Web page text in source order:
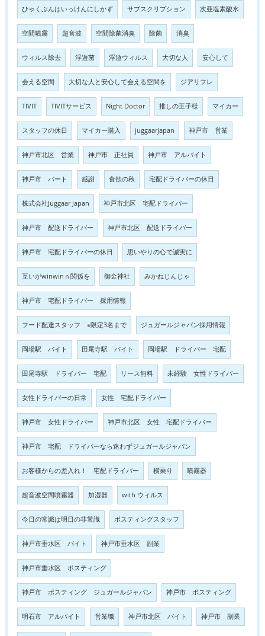
ひゃくぶんはいっけんにしかず サブスクリプション 次亜塩素酸水
空間噴霧 超音波 空間除菌消臭 除菌 消臭
ウィルス除去 浮遊菌 浮遊ウィルス 大切な人 安心して
会える空間 大切な人と安心して会える空間を ジアリフレ
TIVIT TIVITサービス Night Doctor 推しの王子様 マイカー
スタッフの休日 マイカー購入 juggaarjapan 神戸市 営業
神戸市北区 営業 神戸市 正社員 神戸市 アルバイト
神戸市 パート 感謝 食欲の秋 宅配ドライバーの休日
株式会社Juggaar Japan 神戸市北区 宅配ドライバー
神戸市 配送ドライバー 神戸市北区 配送ドライバー
神戸市 宅配ドライバーの休日 思いやりの心で誠実に
互いがwinwinｎ関係を 御金神社 みかねじんじゃ
神戸市 宅配ドライバー 採用情報
フード配達スタッフ ※限定3名まで ジュガールジャパン採用情報
岡場駅 バイト 田尾寺駅 バイト 岡場駅 ドライバー 宅配
田尾寺駅 ドライバー 宅配 リース無料 未経験 女性ドライバー
女性ドライバーの日常 女性 宅配ドライバー
神戸市 女性ドライバー 神戸市北区 女性 宅配ドライバー
神戸市 宅配 ドライバーなら迷わずジュガールジャパン
お客様からの差入れ！ 宅配ドライバー 横乗り 噴霧器
超音波空間噴霧器 加湿器 with ウィルス
今日の常識は明日の非常識 ポスティングスタッフ
神戸市垂水区 バイト 神戸市垂水区 副業
神戸市垂水区 ポスティング
神戸市 ポスティング ジュガールジャパン 神戸市 ポスティング
明石市 アルバイト 営業職 神戸市北区 バイト 神戸市 副業